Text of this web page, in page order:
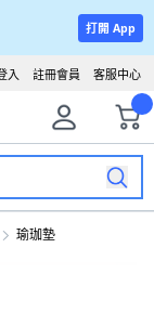
打開 App
客服中心
註冊會員
入
瑜珈墊